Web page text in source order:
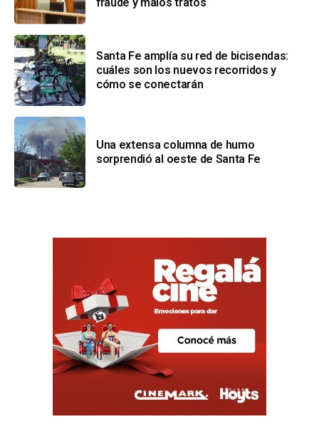
Santa Fe amplía su red de bicisendas:
cuáles son los nuevos recorridos y
cómo se conectarán
Una extensa columna de humo
sorprendió al oeste de Santa Fe